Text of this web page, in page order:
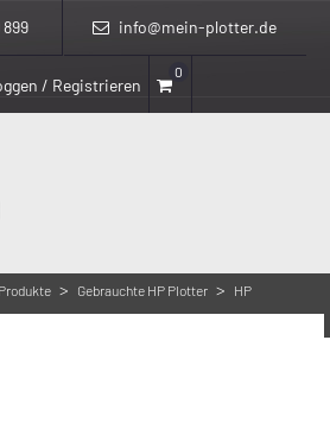
info@mein-plotter.de
/ Registrieren
0
Produkte > Gebrauchte HP Plotter >
HP